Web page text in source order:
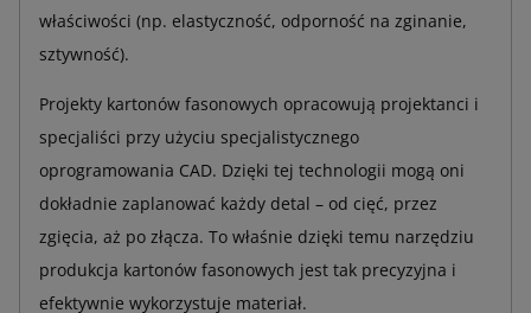
właściwości (np. elastyczność, odporność na zginanie,
sztywność).
Projekty kartonów fasonowych opracowują projektanci i
specjaliści przy użyciu specjalistycznego
oprogramowania CAD. Dzięki tej technologii mogą oni
dokładnie zaplanować każdy detal – od cięć, przez
zgięcia, aż po złącza. To właśnie dzięki temu narzędziu
produkcja kartonów fasonowych jest tak precyzyjna i
efektywnie wykorzystuje materiał.